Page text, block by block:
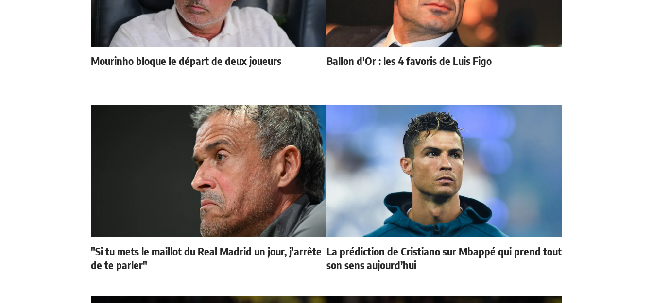
Mourinho bloque le départ de deux joueurs Ballon d'Or : les 4 favoris de Luis Figo
"Si tu mets le maillot du Real Madrid un jour, j'arrête
de te parler"
La prédiction de Cristiano sur Mbappé qui prend tout
son sens aujourd’hui